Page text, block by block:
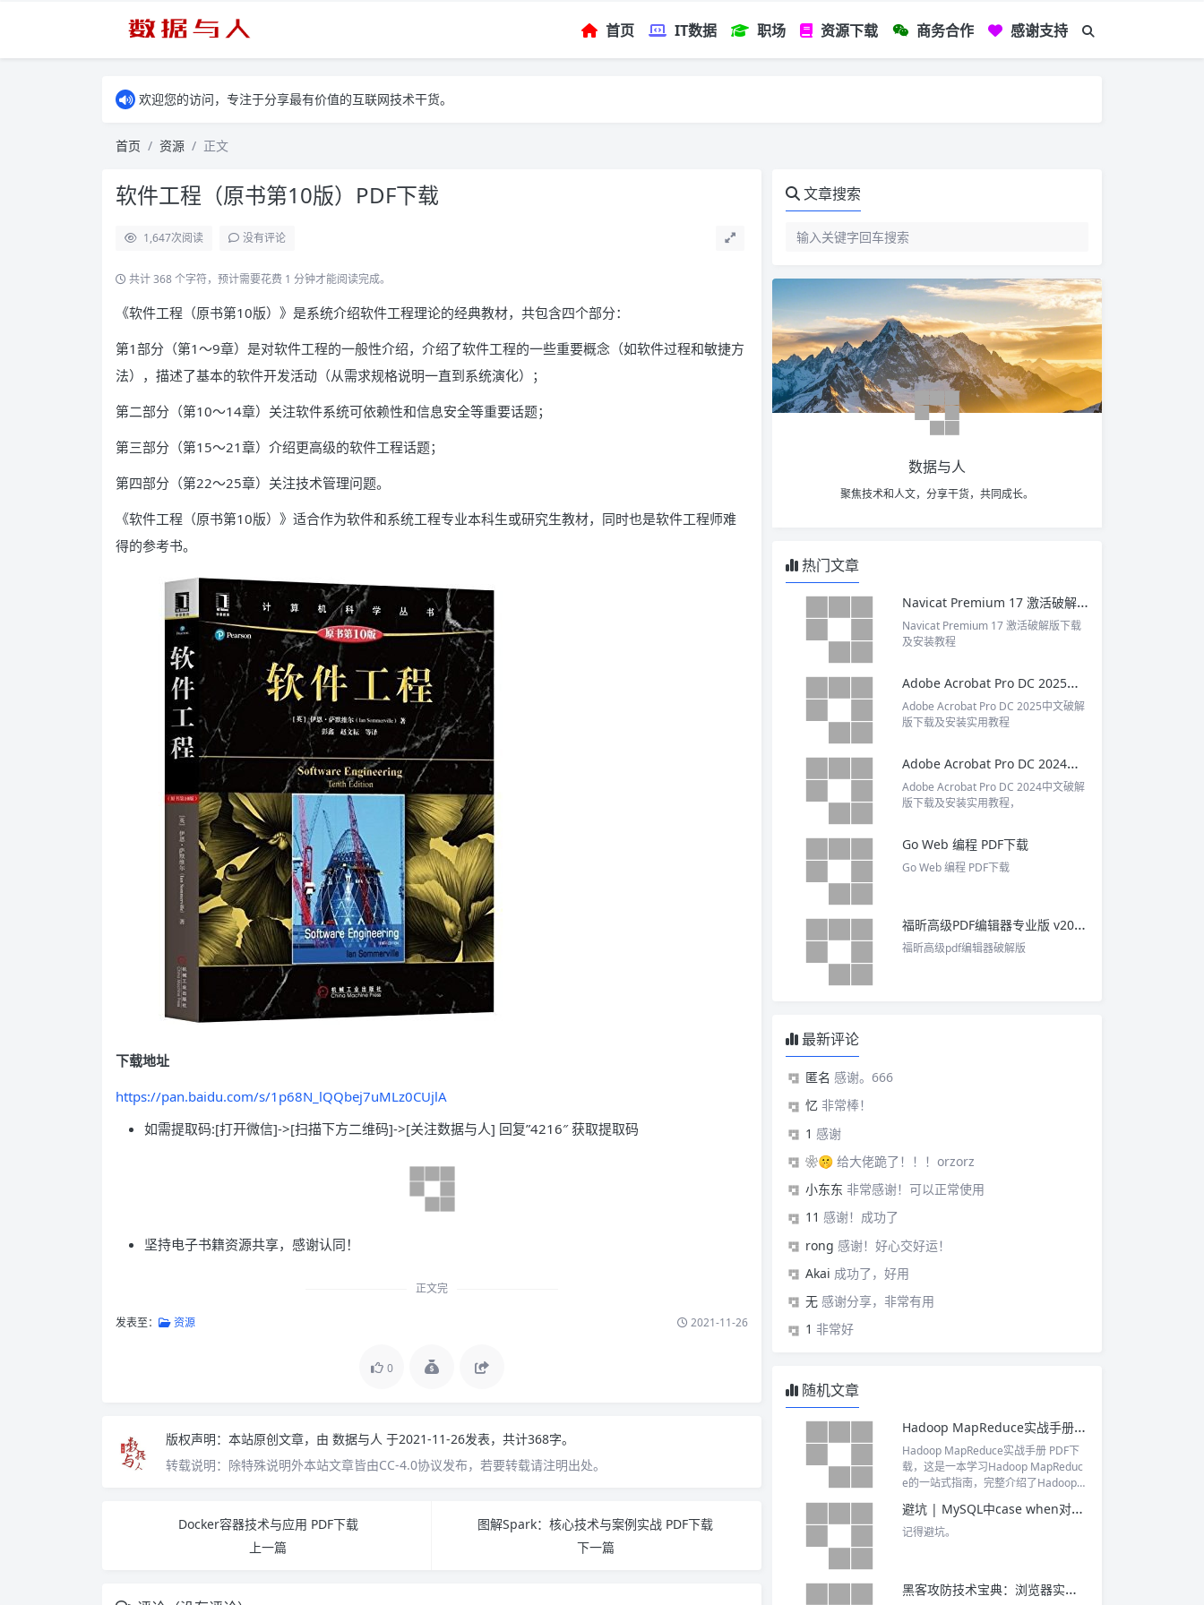
首页 IT数据 职场 资源下载 商务合作 感谢支持
欢迎您的访问，专注于分享最有价值的互联网技术干货。
首页 资源 正文
软件工程（原书第10版）PDF下载
1,647次阅读 没有评论
共计 368 个字符，预计需要花费 1 分钟才能阅读完成。
《软件工程（原书第10版）》是系统介绍软件工程理论的经典教材，共包含四个部分：
第1部分（第1～9章）是对软件工程的一般性介绍，介绍了软件工程的一些重要概念（如软件过程和敏捷方
法），描述了基本的软件开发活动（从需求规格说明一直到系统演化）；
第二部分（第10～14章）关注软件系统可依赖性和信息安全等重要话题；
第三部分（第15～21章）介绍更高级的软件工程话题；
第四部分（第22～25章）关注技术管理问题。
《软件工程（原书第10版）》适合作为软件和系统工程专业本科生或研究生教材，同时也是软件工程师难
得的参考书。
下载地址
https://pan.baidu.com/s/1p68N_lQQbej7uMLz0CUjlA
如需提取码:[打开微信]->[扫描下方二维码]->[关注数据与人] 回复”4216″ 获取提取码
坚持电子书籍资源共享，感谢认同！
正文完
发表至： 资源 2021-11-26
0
版权声明： 本站原创文章，由 数据与人 于2021-11-26发表，共计368字。
转载说明： 除特殊说明外本站文章皆由CC-4.0协议发布，若要转载请注明出处。
Docker容器技术与应用 PDF下载
上一篇
图解Spark：核心技术与案例实战 PDF下载
下一篇
文章搜索
数据与人
聚焦技术和人文，分享干货，共同成长。
热门文章
Navicat Premium 17 激活破解版下载及安装教程
Navicat Premium 17 激活破解版下载
及安装教程
Adobe Acrobat Pro DC 2025中文破解版下载及安装实用教程
Adobe Acrobat Pro DC 2025中文破解
版下载及安装实用教程
Adobe Acrobat Pro DC 2024中文破解版下载及安装实用教程
Adobe Acrobat Pro DC 2024中文破解
版下载及安装实用教程，
Go Web 编程 PDF下载
Go Web 编程 PDF下载
福昕高级PDF编辑器专业版 v2025 中文激活版
福昕高级pdf编辑器破解版
最新评论
匿名 感谢。666
忆 非常棒！
1 感谢
❀🤫 给大佬跪了！！！orzorz
小东东 非常感谢！可以正常使用
11 感谢！成功了
rong 感谢！好心交好运！
Akai 成功了，好用
无 感谢分享，非常有用
1 非常好
随机文章
Hadoop MapReduce实战手册 PDF下载
Hadoop MapReduce实战手册 PDF下
载，这是一本学习Hadoop MapReduc
e的一站式指南，完整介绍了Hadoop生
署、运维等，Hadoop生态系统成员Hiv
e、Pig、HBase、Mahout等。
避坑 | MySQL中case when对于NULL值判断的小坑
记得避坑。
黑客攻防技术宝典：浏览器实战篇 pdf下载